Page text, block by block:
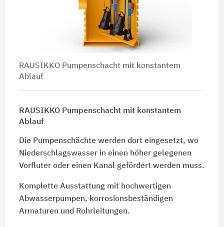
RAUSIKKO Pumpenschacht mit konstantem
Ablauf
RAUSIKKO Pumpenschacht mit konstantem
Ablauf
Die Pumpenschächte werden dort eingesetzt, wo
Niederschlagswasser in einen höher gelegenen
Vorfluter oder einen Kanal gefördert werden muss.
Komplette Ausstattung mit hochwertigen
Abwasserpumpen, korrosionsbeständigen
Armaturen und Rohrleitungen.